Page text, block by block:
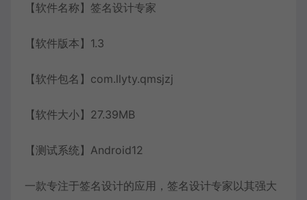
【软件名称】签名设计专家
【软件版本】1.3
【软件包名】com.llyty.qmsjzj
【软件大小】27.39MB
【测试系统】Android12
一款专注于签名设计的应用，签名设计专家以其强大